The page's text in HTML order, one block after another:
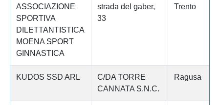
ASSOCIAZIONE
SPORTIVA
DILETTANTISTICA
MOENA SPORT
GINNASTICA
strada del gaber,
33
Trento
KUDOS SSD ARL
C/DA TORRE
CANNATA S.N.C.
Ragusa